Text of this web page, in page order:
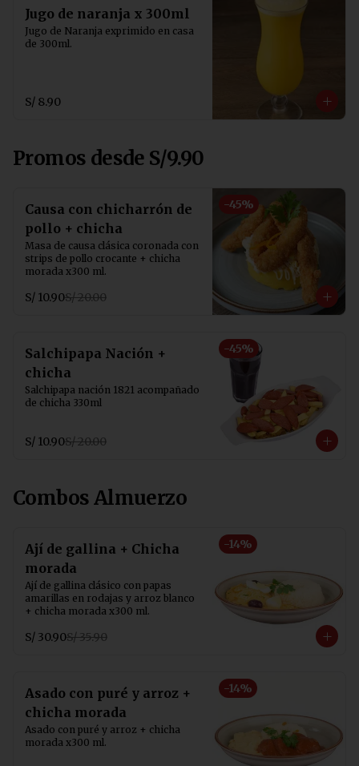
Jugo de naranja x 300ml
Jugo de Naranja exprimido en casa
de 300ml.
S/ 8.90
Promos desde S/9.90
-45%
Causa con chicharrón de
pollo + chicha
Masa de causa clásica coronada con
strips de pollo crocante + chicha
morada x300 ml.
S/ 10.90S/ 20.00
-45%
Salchipapa Nación +
chicha
Salchipapa nación 1821 acompañado
de chicha 330ml
S/ 10.90S/ 20.00
Combos Almuerzo
-14%
Ají de gallina + Chicha
morada
Ají de gallina clásico con papas
amarillas en rodajas y arroz blanco
+ chicha morada x300 ml.
S/ 30.90S/ 35.90
-14%
Asado con puré y arroz +
chicha morada
Asado con puré y arroz + chicha
morada x300 ml.